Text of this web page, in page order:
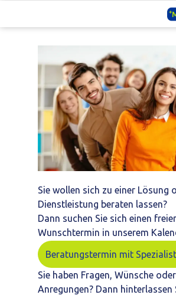
FRAGEN? EINFACH BEI
Sie wollen sich zu einer Lösung
Dienstleistung beraten lassen?
Dann suchen Sie sich einen
Wunschtermin in unserem
Beratungstermin mit
Sie haben Fragen, Wünsche oder
Anregungen? Dann hinterlassen